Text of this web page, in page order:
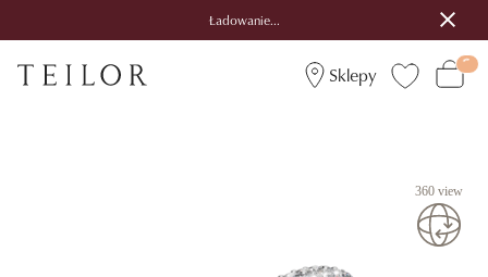
Ładowanie...
Sklepy
360 view